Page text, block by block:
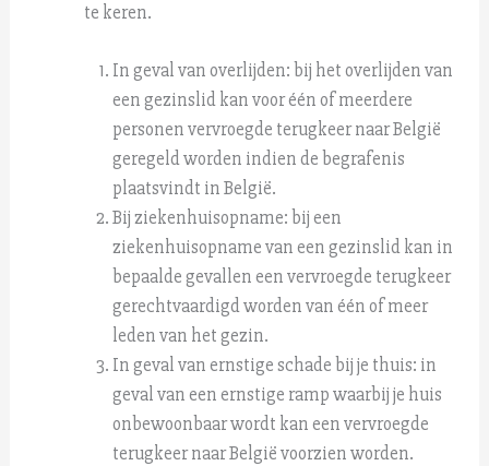
te keren.
In geval van overlijden: bij het overlijden van
een gezinslid kan voor één of meerdere
personen vervroegde terugkeer naar België
geregeld worden indiende begrafenis
plaatsvindt in België.
Bij ziekenhuisopname: bij een
ziekenhuisopname van een gezinslid kan in
bepaalde gevallen een vervroegde terugkeer
gerechtvaardigd worden van één of meer
leden van het gezin.
In geval van ernstige schade bij je thuis: in
geval van een ernstige ramp waarbij je huis
onbewoonbaar wordt kan een vervroegde
terugkeer naar België voorzien worden.